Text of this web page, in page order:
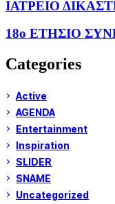
ΙΑΤΡΕΙΟ
18ο ΕΤΗΣΙΟ
Categories
Active
AGENDA
Entertainment
Inspiration
SLIDER
SNAME
Uncategorized